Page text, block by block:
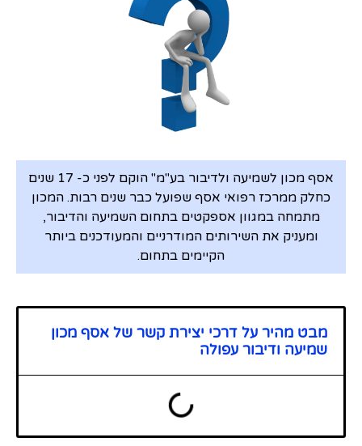
אסף מכון לשמיעה ולדיבור בע"מ" הוקם לפני כ- 17 שנים
כחלק ממרכז רפואי אסף שפועל כבר שנים רבות. המכון
מתמחה במגוון אספקטים בתחום השמיעה והדיבור,
ומעניק את השירותים המודרניים והמעודכנים ביותר
הקיימים בתחום.
מבט מהיר על דרכי יצירת קשר של אסף מכון
שמיעה ודיבור עפולה